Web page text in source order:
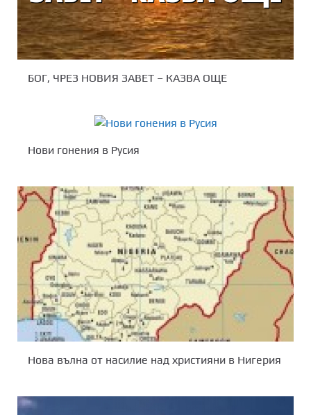
БОГ, ЧРЕЗ НОВИЯ ЗАВЕТ – КАЗВА ОЩЕ
Нови гонения в Русия
Нова вълна от насилие над християни в Нигерия